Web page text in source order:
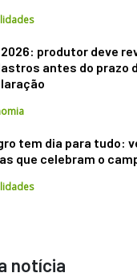
2026: produtor deve
antes do prazo
tem dia para tudo:
que celebram o
notícia